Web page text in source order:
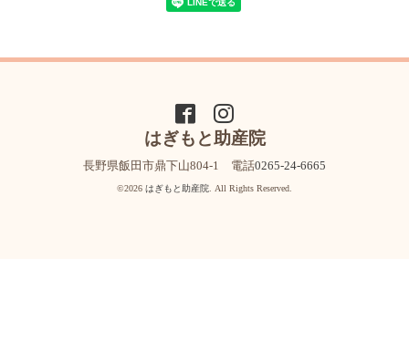
はぎもと助産院
長野県飯田市鼎下山804-1 電話0265-24-6665
©2026 はぎもと助産院 . All Rights Reserved.